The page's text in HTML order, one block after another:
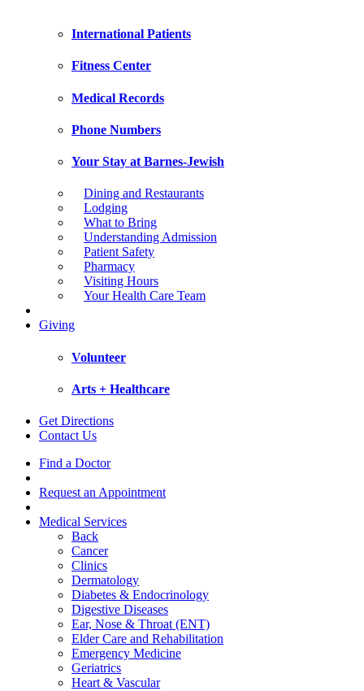
International Patients
Fitness Center
Medical Records
Phone Numbers
Your Stay at Barnes-Jewish
Dining and Restaurants
Lodging
What to Bring
Understanding Admission
Patient Safety
Pharmacy
Visiting Hours
Your Health Care Team
Giving
Volunteer
Arts + Healthcare
Get Directions
Contact Us
Find a Doctor
Request an Appointment
Medical Services
Back
Cancer
Clinics
Dermatology
Diabetes & Endocrinology
Digestive Diseases
Ear, Nose & Throat (ENT)
Elder Care and Rehabilitation
Emergency Medicine
Geriatrics
Heart & Vascular